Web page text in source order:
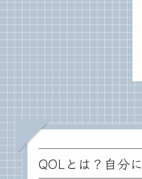
QOLとは？自分